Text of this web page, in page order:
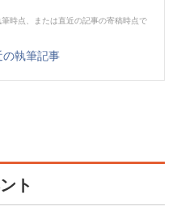
時点、または直近の記事の寄稿時点で
執筆記事
ト